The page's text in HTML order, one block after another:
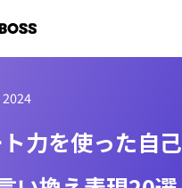
2024
力を使った自